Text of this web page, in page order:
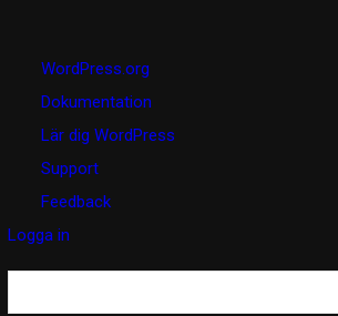
WordPress
WordPress.org
Dokumentation
Lär dig WordPress
Support
Feedback
Logga in